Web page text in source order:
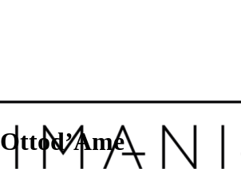
Ottod’Ame